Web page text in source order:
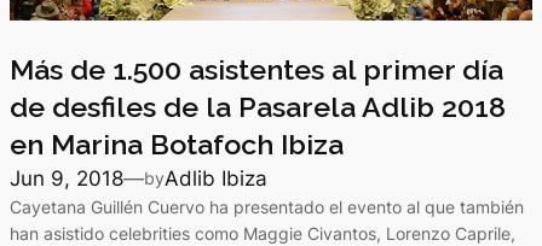
Más de 1.500 asistentes al primer día
de desfiles de la Pasarela Adlib 2018
en Marina Botafoch Ibiza
Jun 9, 2018—byAdlib Ibiza
Cayetana Guillén Cuervo ha presentado el evento al que también
han asistido celebrities como Maggie Civantos, Lorenzo Caprile,